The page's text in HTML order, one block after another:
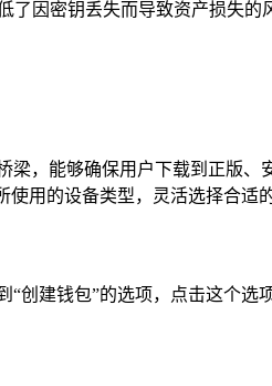
因密钥丢失而导致资产损失的
，能够确保用户下载到正版、
用的设备类型，灵活选择合适
创建钱包”的选项，点击这个